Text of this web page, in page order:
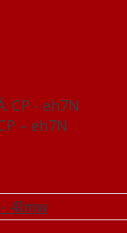
– eh7N